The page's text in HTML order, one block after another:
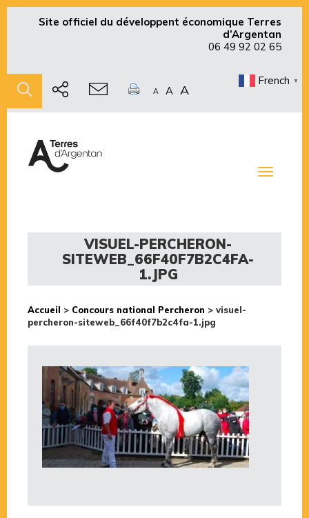
Site officiel du développent économique Terres
d’Argentan
06 49 92 02 65
A A A
French ▼
Toggle
VISUEL-PERCHERON-
SITEWEB_66F40F7B2C4FA-
1.JPG
Accueil > Concours national Percheron > visuel-
percheron-siteweb_66f40f7b2c4fa-1.jpg